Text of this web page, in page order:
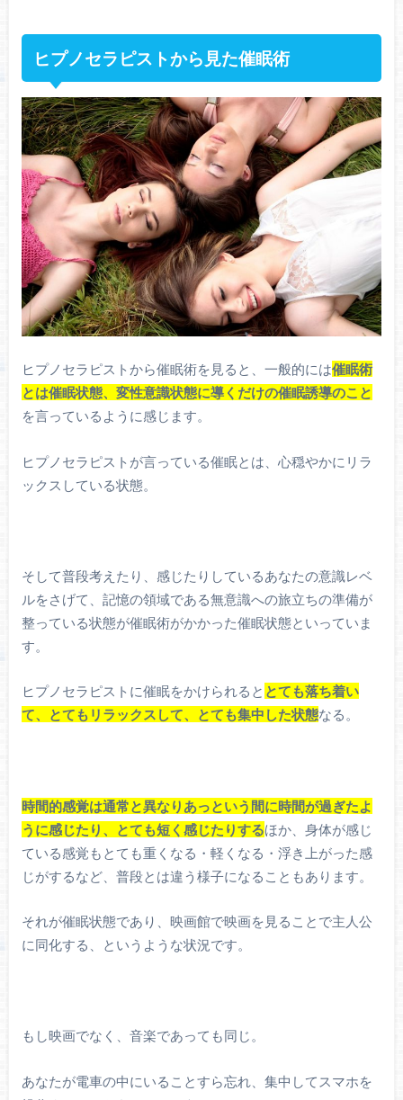
ヒプノセラピストから見た催眠術
ヒプノセラピストから催眠術を見ると、一般的には催眠術
とは催眠状態、変性意識状態に導くだけの催眠誘導のこと
を言っているように感じます。
ヒプノセラピストが言っている催眠とは、心穏やかにリラ
ックスしている状態。
そして普段考えたり、感じたりしているあなたの意識レベ
ルをさげて、記憶の領域である無意識への旅立ちの準備が
整っている状態が催眠術がかかった催眠状態といっていま
す。
ヒプノセラピストに催眠をかけられると とても落ち着い
て、とてもリラックスして、とても集中した状態なる。
時間的感覚は通常と異なりあっという間に時間が過ぎたよ
うに感じたり、とても短く感じたりするほか、身体が感じ
ている感覚もとても重くなる・軽くなる・浮き上がった感
じがするなど、普段とは違う様子になることもあります。
それが催眠状態であり、映画館で映画を見ることで主人公
に同化する、というような状況です。
もし映画でなく、音楽であっても同じ。
あなたが電車の中にいることすら忘れ、集中してスマホを